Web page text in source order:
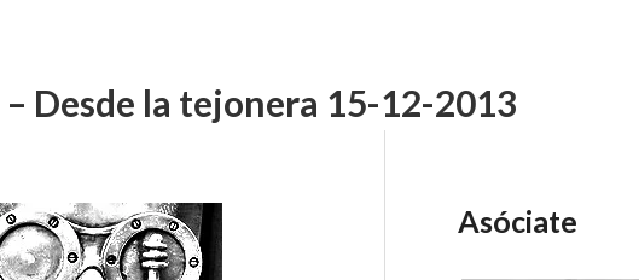
Desde la tejonera 15-12-2013
Asóciate